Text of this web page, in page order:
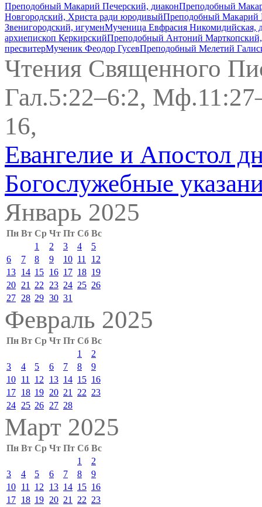
Преподобный Макарий Печерский, диаконПреподобный
Новгородский, Христа ради юродивыйПреподобный Макарий
Звенигородский, игуменМученица Евфрасия Никомидийская,
архиепископ КеркирскийПреподобный Антоний
пресвитерМученик Феодор ГусевПреподобный Мелетий
Чтения Священного
Гал.5:22–6:2,
16,
Евангелие и Апостол
Богослужебные
Январь 2025
Пн Вт Ср Чт Пт Сб Вс
1
2 3 4
5
6
7 8 9 10 11
12
13 14 15 16 17 18 19
20 21 22 23 24 25 26
27 28 29 30 31
Февраль 2025
Пн Вт Ср Чт Пт Сб Вс
1
2
3
4 5 6 7 8
9
10 11 12 13 14 15 16
17 18 19 20 21 22 23
24 25 26 27 28
Март 2025
Пн Вт Ср Чт Пт Сб Вс
1
2
3
4 5 6 7 8
9
10 11 12 13 14 15 16
17 18 19 20 21 22 23